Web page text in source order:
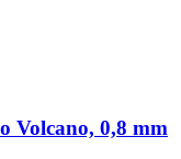
Volcano, 0,8 mm